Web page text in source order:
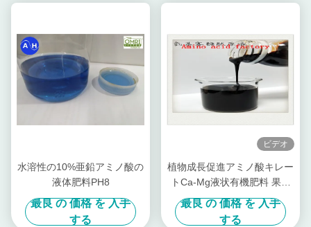
水溶性の10%亜鉛アミノ酸の
液体肥料PH8
最良 の 価格 を 入手
する
ビデオ
植物成長促進アミノ酸キレー
トCa-Mg液状有機肥料 果樹
専用
最良 の 価格 を 入手
する